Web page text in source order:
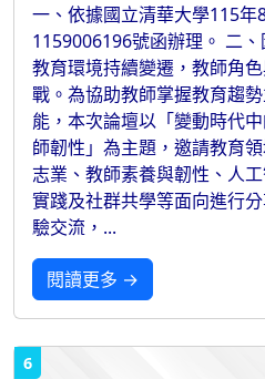
一、依據國立清華大學115年
1159006196號函辦理。 二
教育環境持續變遷，教師角
戰。為協助教師掌握教育趨
能，本次論壇以「變動時代
師韌性」為主題，邀請教育
志業、教師素養與韌性、人
實踐及社群共學等面向進行
驗交流，...
閱讀更多 →
6